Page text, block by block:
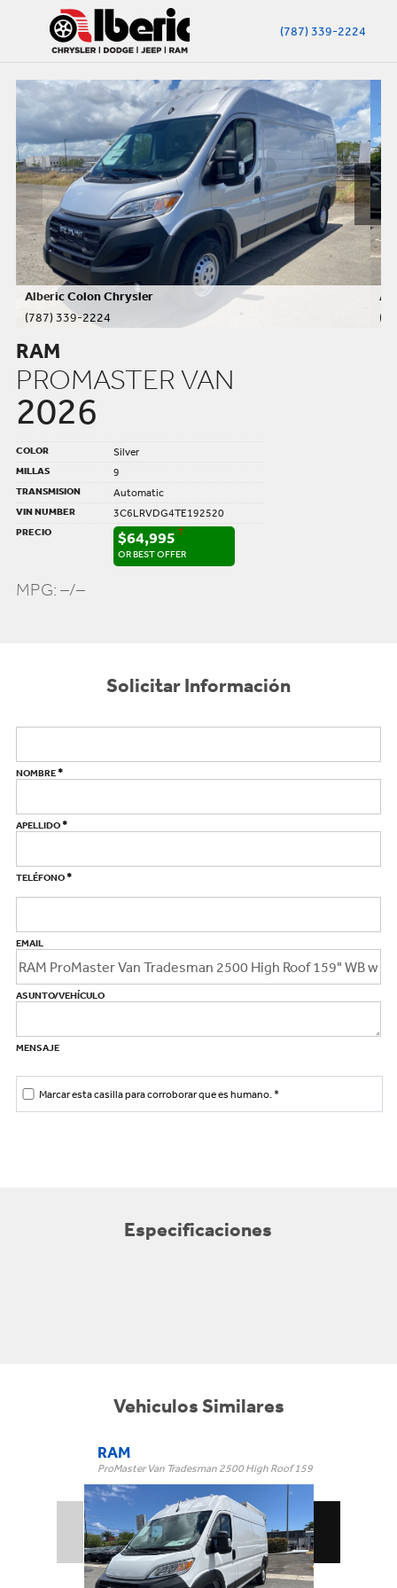
(787) 339-2224
Alberic Colon Chrysler
(787) 339-2224
RAM
PROMASTER VAN
2026
COLOR Silver
MILLAS 9
TRANSMISION Automatic
VIN NUMBER 3C6LRVDG4TE192520
PRECIO $64,995 †
OR BEST OFFER
MPG: –/–
Solicitar Información
NOMBRE*
APELLIDO*
TELÉFONO*
EMAIL
ASUNTO/VEHÍCULO
MENSAJE
Marcar esta casilla para corroborar que es humano.*
Especificaciones
Vehiculos Similares
RAM
ProMaster Van Tradesman 2500 High Roof 159" WB w/Pass Seat
Trim: Tradesman 2500 High Roof 159" WB w/Pass
Trans: Automatic